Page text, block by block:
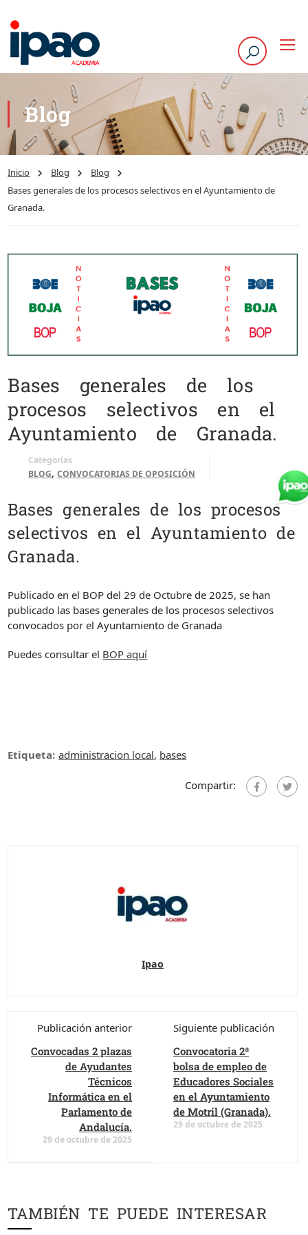
Blog
Inicio Blog
Blog
Bases generales de los procesos selectivos en el Ayuntamiento de
Granada.
Bases generales de los
procesos selectivos en el
Ayuntamiento de Granada.
Categorías
BLOG,CONVOCATORIAS DE OPOSICIÓN
Bases generales de los procesos
selectivos en el Ayuntamiento de
Granada.
Publicado en el BOP del 29 de Octubre de 2025, se han
publicado las bases generales de los procesos selectivos
convocados por el Ayuntamiento de Granada
Puedes consultar el BOP aquí
Etiqueta: administracion local, bases
Compartir:
Ipao
Publicación anterior
Convocadas 2 plazas
de Ayudantes
Técnicos
Informática en el
Parlamento de
Andalucía.
29 de octubre de 2025
Siguiente publicación
Convocatoria 2ª
bolsa de empleo de
Educadores Sociales
en el Ayuntamiento
de Motril (Granada).
29 de octubre de 2025
TAMBIÉN TE PUEDE INTERESAR